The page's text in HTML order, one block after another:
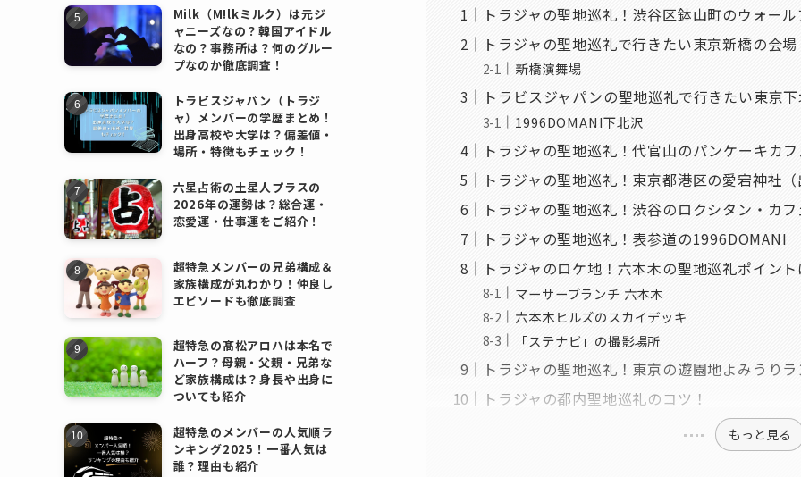
トラジャの聖地巡礼！渋谷区鉢山町のウォー
トラジャの聖地巡礼で行きたい東京新橋の会場
新橋演舞場
トラビスジャパンの聖地巡礼で行きたい東京
1996DOMANI下北沢
トラジャの聖地巡礼！代官山のパンケーキカ
トラジャの聖地巡礼！東京都港区の愛宕神社
トラジャの聖地巡礼！渋谷のロクシタン・カ
トラジャの聖地巡礼！表参道の1996DOMANI
トラジャのロケ地！六本木の聖地巡礼ポイン
マーサーブランチ 六本木
六本木ヒルズのスカイデッキ
「ステナビ」の撮影場所
トラジャの聖地巡礼！東京の遊園地よみうり
トラジャの都内聖地巡礼のコツ！
もっと見る
Milk（M!lkミルク）は元ジ
ャニーズなの？韓国アイドル
なの？事務所は？何のグルー
プなのか徹底調査！
トラビスジャパン（トラジ
ャ）メンバーの学歴まとめ！
出身高校や大学は？偏差値・
場所・特徴もチェック！
六星占術の土星人プラスの
2026年の運勢は？総合運・
恋愛運・仕事運をご紹介！
超特急メンバーの兄弟構成＆
家族構成が丸わかり！仲良し
エピソードも徹底調査
超特急の髙松アロハは本名で
ハーフ？母親・父親・兄弟な
ど家族構成は？身長や出身に
ついても紹介
超特急のメンバーの人気順ラ
ンキング2025！一番人気は
誰？理由も紹介